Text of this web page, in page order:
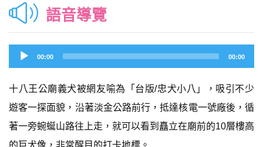
語音導覽
Audio
Player
00:00 00:00
十八王公廟義犬被網友喻為「台版/忠犬小八」，吸引不少
遊客一探面貌，沿著淡金公路前行，抵達核電一號廠後，循
著一旁蜿蜒山路往上走，就可以看到矗立在廟前的10層樓高
的巨犬像，非常醒目的打卡地標。